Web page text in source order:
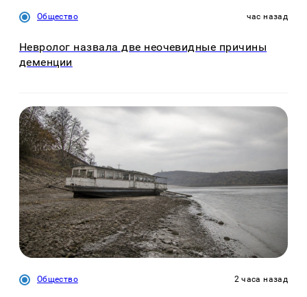
Общество час назад
Невролог назвала две неочевидные причины
деменции
Общество 2 часа назад